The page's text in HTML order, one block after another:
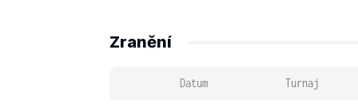
Zranění
Datum Turnaj